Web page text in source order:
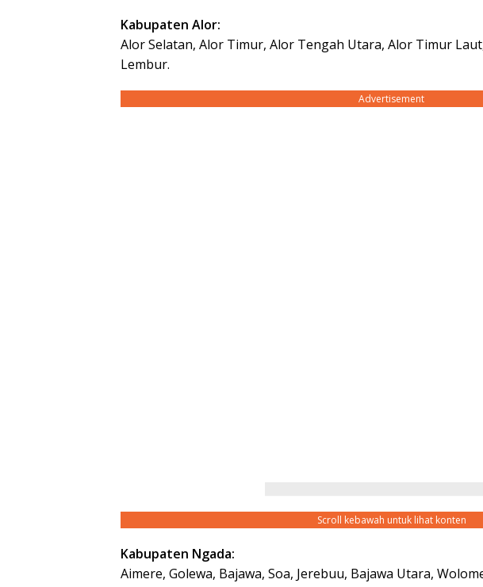
Kabupaten Alor:
Alor Selatan, Alor Timur, Alor Tengah Utara, Alor Timur
Lembur.
Advertisement
Scroll kebawah untuk lihat konten
Kabupaten Ngada:
Aimere, Golewa, Bajawa, Soa, Jerebuu, Bajawa Utara,